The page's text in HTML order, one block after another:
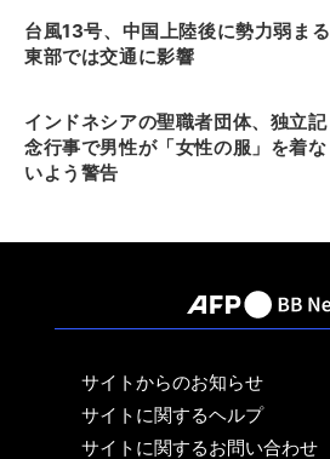
台風13号、中国上陸後に勢力弱まる
東部では交通に影響
インドネシアの聖職者団体、独立記
念行事で男性が「女性の服」を着な
いよう警告
サイトからのお知らせ
サイトに関するヘルプ
サイトに関するお問い合わせ